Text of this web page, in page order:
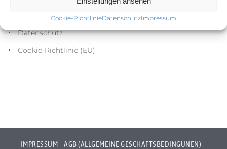
Cookie-RichtlinieDatenschutzImpressum
AGB (Allgemeine Geschäftsbedingunen)
Datenschutz
Cookie-Richtlinie (EU)
IMPRESSUM
AGB (ALLGEMEINE GESCHÄFTSBEDINGUNEN)